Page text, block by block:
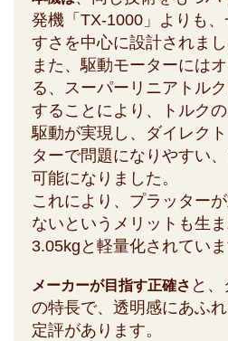
発機「TX-1000」よりも
すさを中心に設計されまし
また、駆動モーターには
る、スーパーリニアトル
することにより、トルク
駆動が実現し、ダイレク
ターで問題になりやすい
可能になりました。
これにより、プラッター
ないというメリットも生
3.05kgと軽量化されていま
メーカーが目指す正確さ と
の特長で、透明感にあふ
定評があります。